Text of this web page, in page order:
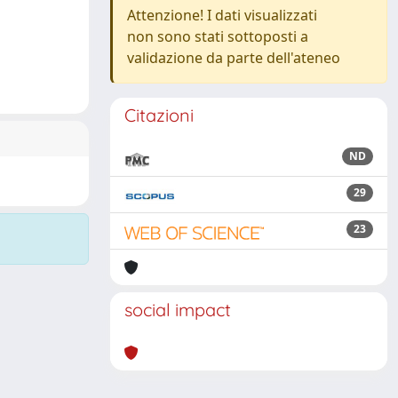
Attenzione! I dati visualizzati
non sono stati sottoposti a
validazione da parte dell'ateneo
Citazioni
ND
29
23
social impact